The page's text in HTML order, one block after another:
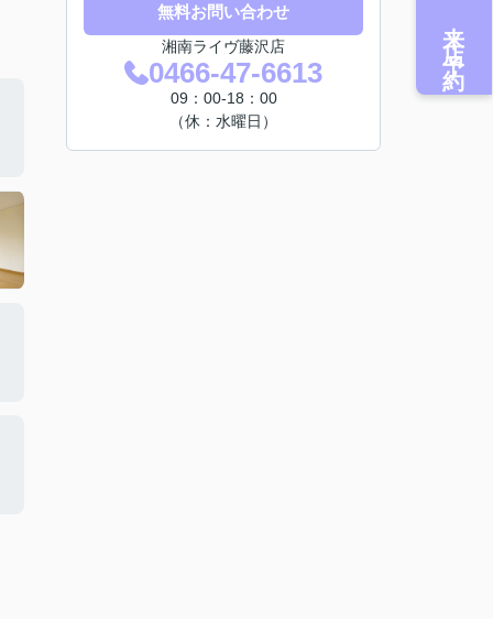
無料お問い合わせ
湘南ライヴ藤沢店
0466-47-6613
09：00-18：00
（休：水曜日）
来店予約